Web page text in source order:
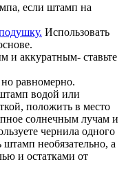
если штамп на
Использовать
и аккуратным- ставьте
равномерно.
водой или
положить в место
солнечным лучам и
чернила одного
необязательно, а
и остатками от